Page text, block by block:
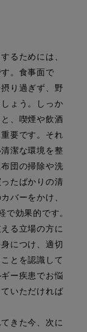
るためには、
。食事面で
り過ぎず、野
ょう。しっか
、喫煙や飲酒
要です。それ
潔な環境を整
団の掃除や洗
たばかりの清
バーをかけ、
で効果的です。
る立場の方に
につけ、適切
とを認識して
ー疾患でお悩
いただければ
きた今、次に